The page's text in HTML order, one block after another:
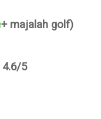
+ majalah golf)
4.6/5